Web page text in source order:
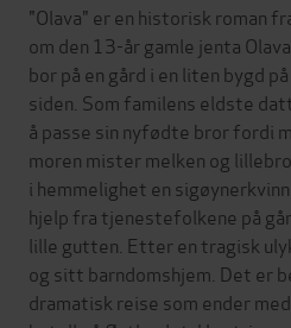
"Olava" er en historisk roman
om den 13-år gamle jenta
bor på en gård i en liten bygd
siden. Som familens eldste
å passe sin nyfødte bror fordi
moren mister melken og
i hemmelighet en
hjelp fra tjenestefolkene på
lille gutten. Etter en tragisk
og sitt barndomshjem. Det er
dramatisk reise som ender